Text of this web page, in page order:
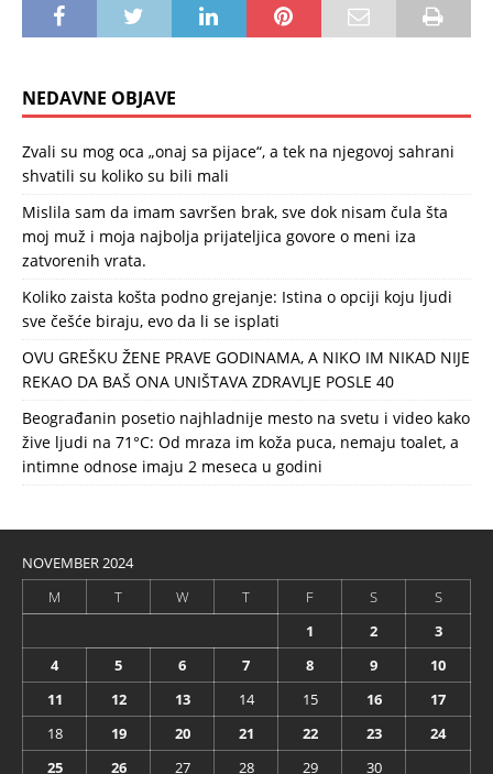
NEDAVNE OBJAVE
Zvali su mog oca „onaj sa pijace“, a tek na njegovoj sahrani
shvatili su koliko su bili mali
Mislila sam da imam savršen brak, sve dok nisam čula šta
moj muž i moja najbolja prijateljica govore o meni iza
zatvorenih vrata.
Koliko zaista košta podno grejanje: Istina o opciji koju ljudi
sve češće biraju, evo da li se isplati
OVU GREŠKU ŽENE PRAVE GODINAMA, A NIKO IM NIKAD NIJE
REKAO DA BAŠ ONA UNIŠTAVA ZDRAVLJE POSLE 40
Beograđanin posetio najhladnije mesto na svetu i video kako
žive ljudi na 71°C: Od mraza im koža puca, nemaju toalet, a
intimne odnose imaju 2 meseca u godini
NOVEMBER 2024
M
T W T F S
S
1
2
3
4
5 6 7 8 9
10
11
12 13 14 15 16
17
18
19 20 21 22 23
24
25
26 27 28 29 30